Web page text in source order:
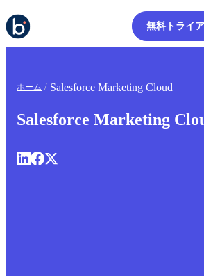
無料トライ
ホーム Salesforce Marketing Cloud
Salesforce Marketing